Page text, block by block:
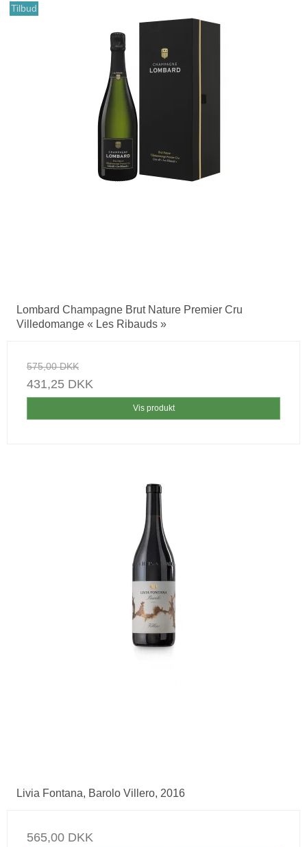
Tilbud
Lombard Champagne Brut Nature Premier Cru
Villedomange « Les Ribauds »
575,00 DKK
431,25 DKK
Vis produkt
Livia Fontana, Barolo Villero, 2016
565,00 DKK